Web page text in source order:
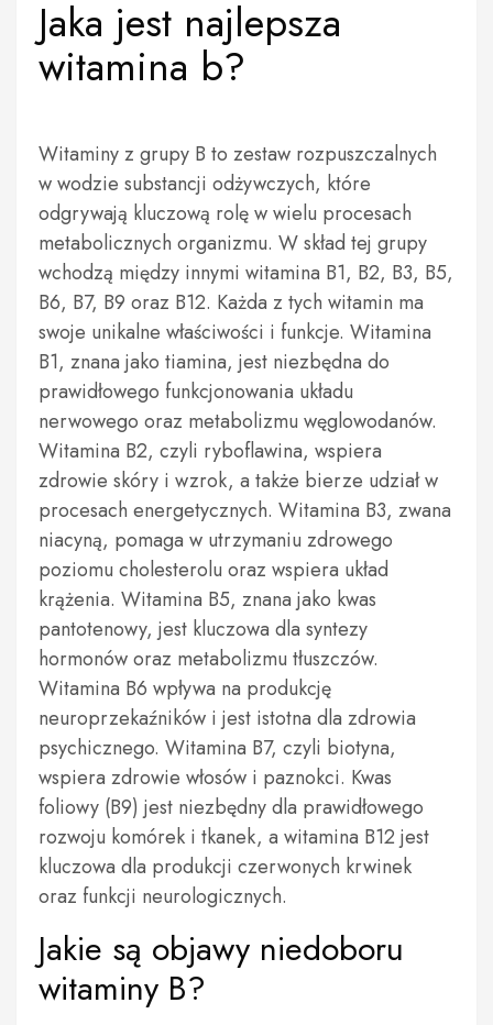
Jaka jest najlepsza
witamina b?
Witaminy z grupy B to zestaw rozpuszczalnych
w wodzie substancji odżywczych, które
odgrywają kluczową rolę w wielu procesach
metabolicznych organizmu. W skład tej grupy
wchodzą między innymi witamina B1, B2, B3, B5,
B6, B7, B9 oraz B12. Każda z tych witamin ma
swoje unikalne właściwości i funkcje. Witamina
B1, znana jako tiamina, jest niezbędna do
prawidłowego funkcjonowania układu
nerwowego oraz metabolizmu węglowodanów.
Witamina B2, czyli ryboflawina, wspiera
zdrowie skóry i wzrok, a także bierze udział w
procesach energetycznych. Witamina B3, zwana
niacyną, pomaga w utrzymaniu zdrowego
poziomu cholesterolu oraz wspiera układ
krążenia. Witamina B5, znana jako kwas
pantotenowy, jest kluczowa dla syntezy
hormonów oraz metabolizmu tłuszczów.
Witamina B6 wpływa na produkcję
neuroprzekaźników i jest istotna dla zdrowia
psychicznego. Witamina B7, czyli biotyna,
wspiera zdrowie włosów i paznokci. Kwas
foliowy (B9) jest niezbędny dla prawidłowego
rozwoju komórek i tkanek, a witamina B12 jest
kluczowa dla produkcji czerwonych krwinek
oraz funkcji neurologicznych.
Jakie są objawy niedoboru
witaminy B?